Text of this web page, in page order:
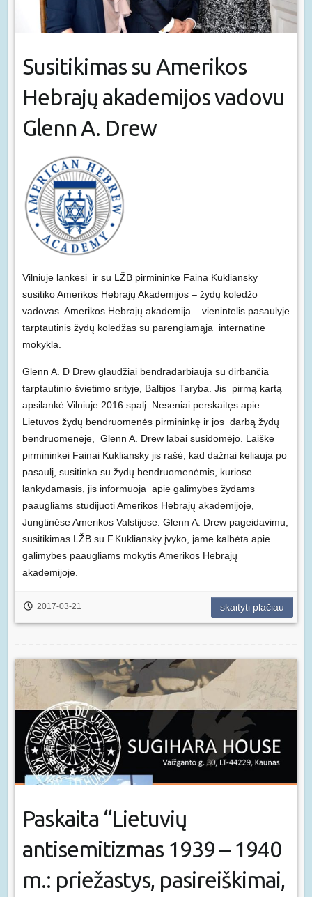
Susitikimas su Amerikos
Hebrajų akademijos vadovu
Glenn A. Drew
Vilniuje lankėsi ir su LŽB pirmininke Faina Kukliansky
susitiko Amerikos Hebrajų Akademijos – žydų koledžo
vadovas. Amerikos Hebrajų akademija – vienintelis pasaulyje
tarptautinis žydų koledžas su parengiamąja internatine
mokykla.
Glenn A. D Drew glaudžiai bendradarbiauja su dirbančia
tarptautinio švietimo srityje, Baltijos Taryba. Jis pirmą kartą
apsilankė Vilniuje 2016 spalį. Neseniai perskaitęs apie
Lietuvos žydų bendruomenės pirmininkę ir jos darbą žydų
bendruomenėje, Glenn A. Drew labai susidomėjo. Laiške
pirmininkei Fainai Kukliansky jis rašė, kad dažnai keliauja po
pasaulį, susitinka su žydų bendruomenėmis, kuriose
lankydamasis, jis informuoja apie galimybes žydams
paaugliams studijuoti Amerikos Hebrajų akademijoje,
Jungtinėse Amerikos Valstijose. Glenn A. Drew pageidavimu,
susitikimas LŽB su F.Kukliansky įvyko, jame kalbėta apie
galimybes paaugliams mokytis Amerikos Hebrajų
akademijoje.
2017-03-21 skaityti plačiau
Paskaita “Lietuvių
antisemitizmas 1939 – 1940
m.: priežastys, pasireiškimai,